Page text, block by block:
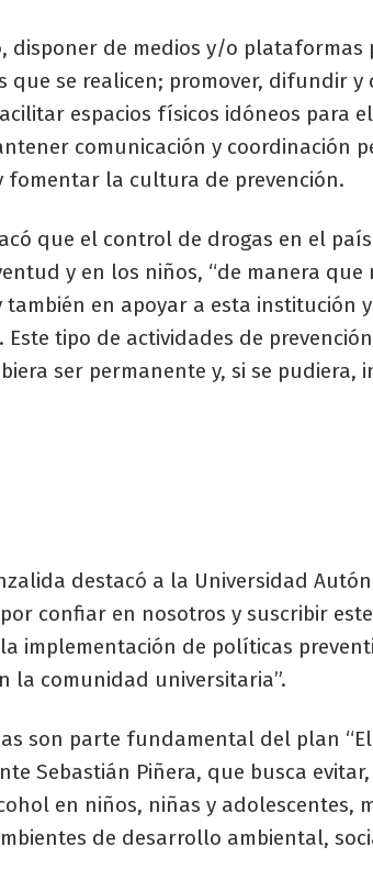
disponer de medios y/o plataformas
que se realicen; promover, difundir y
espacios físicos idóneos para
comunicación y coordinación
fomentar la cultura de prevención.
que el control de drogas en el
y en los niños, “de manera que
en apoyar a esta institución
tipo de actividades de
ser permanente y, si se pudiera,
destacó a la Universidad
confiar en nosotros y suscribir
implementación de políticas
la comunidad universitaria”.
son parte fundamental del plan
Sebastián Piñera, que busca
en niños, niñas y adolescentes,
de desarrollo ambiental,